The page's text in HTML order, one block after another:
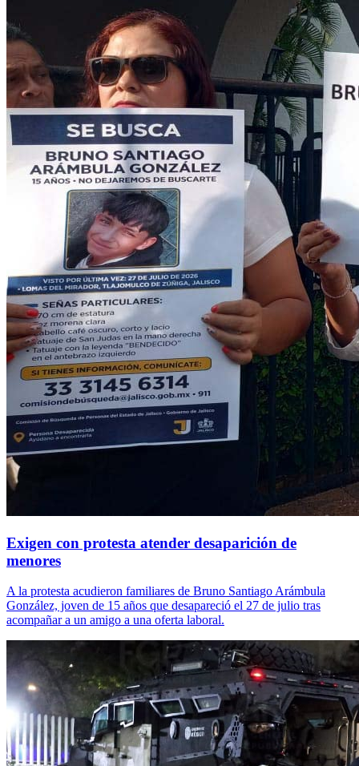
Exigen con protesta atender desaparición de
menores
A la protesta acudieron familiares de Bruno Santiago Arámbula
González, joven de 15 años que desapareció el 27 de julio tras
acompañar a un amigo a una oferta laboral.